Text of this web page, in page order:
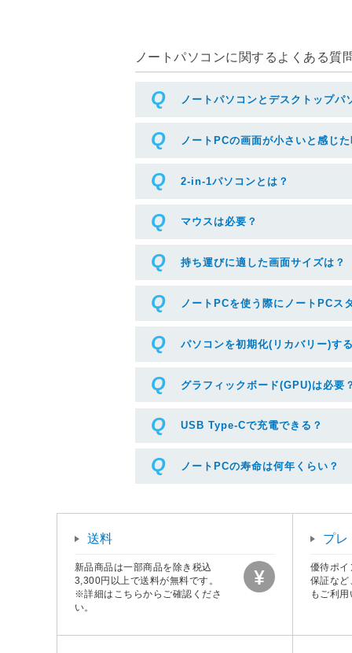
ノートパソコンに関するよくある質
ノートパソコンとデスクトップパ
ノートPCの画面が小さいと感じ
2-in-1パソコンとは？
マウスは必要？
持ち運びに適した画面サイズは？
ノートPCを使う際にノートPCス
パソコンを初期化(リカバリー)す
グラフィックボード(GPU)は必要
USB Type-Cで充電できる？
ノートPCの寿命は何年くらい？
送料
新品商品は一部商品を除き税込
3,300円以上で送料が無料です。
※詳細はこちらからご確認くださ
い。
プレ
優待ポイ
保証など
もご利